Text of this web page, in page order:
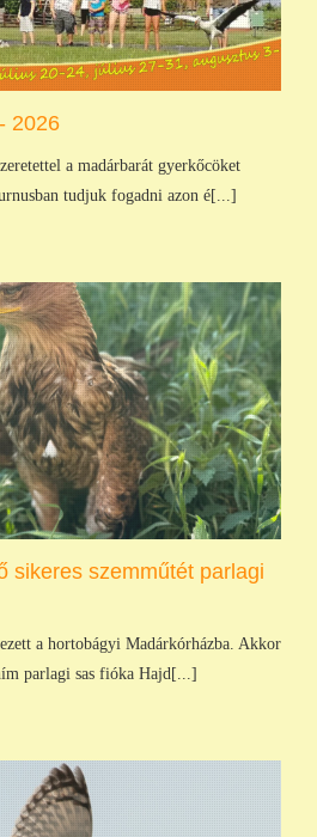
2026
a madárbarát gyerkőcöket
tudjuk fogadni azon é[...]
sikeres szemműtét parlagi
a hortobágyi Madárkórházba. Akkor
parlagi sas fióka Hajd[...]